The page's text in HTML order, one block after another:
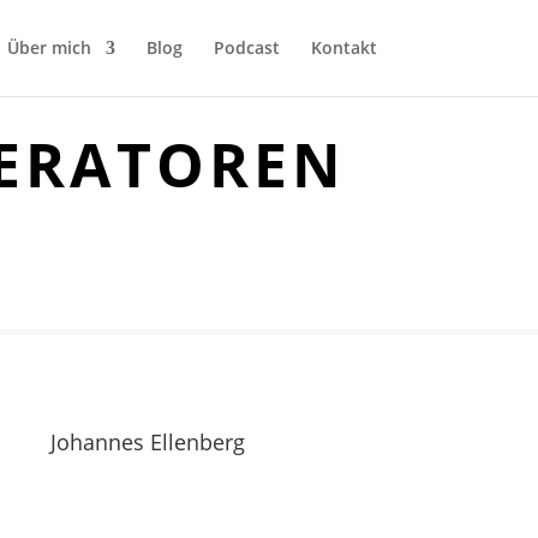
Über mich Blog Podcast Kontakt
Johannes Ellenberg